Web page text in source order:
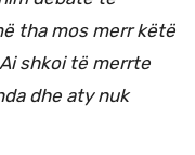
tha mos merr këtë
shkoi të merrte
dhe aty nuk